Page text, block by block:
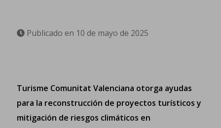
Publicado en 10 de mayo de 2025
Turisme Comunitat Valenciana otorga ayudas
para la reconstrucción de proyectos turísticos y
mitigación de riesgos climáticos en